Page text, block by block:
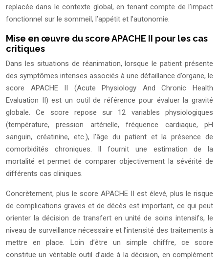
replacée dans le contexte global, en tenant compte de l’impact
fonctionnel sur le sommeil, l’appétit et l’autonomie.
Mise en œuvre du score APACHE II pour les cas
critiques
Dans les situations de réanimation, lorsque le patient présente
des symptômes intenses associés à une défaillance d’organe, le
score APACHE II (Acute Physiology And Chronic Health
Evaluation II) est un outil de référence pour évaluer la gravité
globale. Ce score repose sur 12 variables physiologiques
(température, pression artérielle, fréquence cardiaque, pH
sanguin, créatinine, etc.), l’âge du patient et la présence de
comorbidités chroniques. Il fournit une estimation de la
mortalité et permet de comparer objectivement la sévérité de
différents cas cliniques.
Concrètement, plus le score APACHE II est élevé, plus le risque
de complications graves et de décès est important, ce qui peut
orienter la décision de transfert en unité de soins intensifs, le
niveau de surveillance nécessaire et l’intensité des traitements à
mettre en place. Loin d’être un simple chiffre, ce score
constitue un véritable outil d’aide à la décision, en complément